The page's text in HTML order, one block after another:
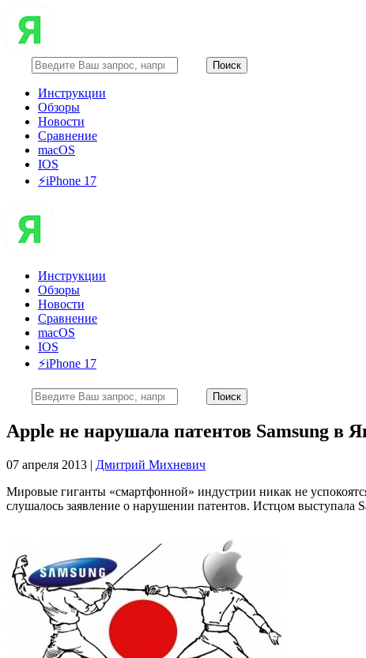
Инструкции
Обзоры
Новости
Сравнение
macOS
IOS
⚡️iPhone 17
Инструкции
Обзоры
Новости
Сравнение
macOS
IOS
⚡️iPhone 17
Apple не нарушала патентов Samsung в
07 апреля 2013 | Дмитрий Михневич
Мировые гиганты «смартфонной» индустрии никак не
слушалось заявление о нарушении патентов. Истцом выступала